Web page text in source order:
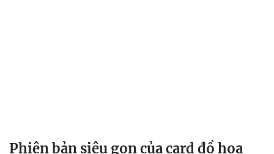
Phiên bản siêu gọn của card đồ họa